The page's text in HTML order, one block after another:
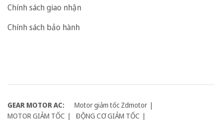
Chính sách giao nhận
Chính sách bảo hành
GEAR MOTOR AC:
Motor giảm tốc Zdmotor
MOTOR GIẢM TỐC
ĐỘNG CƠ GIẢM TỐC